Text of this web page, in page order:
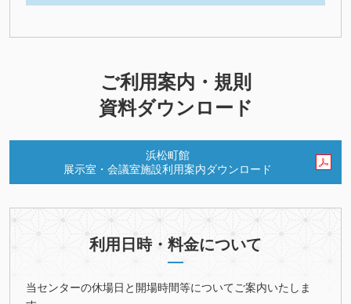
ご利用案内・規則
資料ダウンロード
浜松町館
展示室・会議室施設利用案内ダウンロード
利用日時・料金について
当センターの休場日と開場時間等についてご案内いたしま